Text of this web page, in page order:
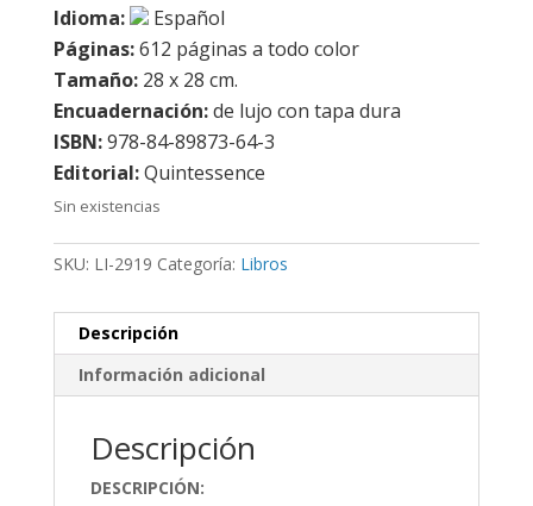
Idioma:
Español
Páginas:612 páginas a todo color
Tamaño:28 x 28 cm.
Encuadernación:de lujo con tapa dura
ISBN:978-84-89873-64-3
Editorial:Quintessence
Sin existencias
SKU: LI-2919 Categoría: Libros
Descripción
Información adicional
Descripción
DESCRIPCIÓN: